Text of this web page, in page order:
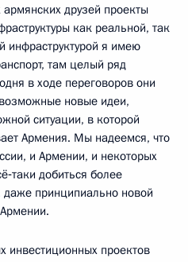
друзей проекты
как реальной, так
инфраструктурой я имею
там целый ряд
в ходе переговоров они
новые идеи,
ситуации, в которой
Армения. Мы надеемся, что
и Армении, и некоторых
добиться более
принципиально новой
инвестиционных проектов